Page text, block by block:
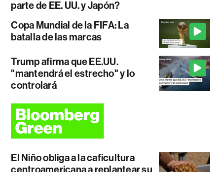
parte de EE. UU. y Japón?
Copa Mundial de la FIFA: La
batalla de las marcas
Trump afirma que EE.UU.
"mantendrá el estrecho" y lo
controlará
El Niño obliga a la caficultura
centroamericana a replantear su